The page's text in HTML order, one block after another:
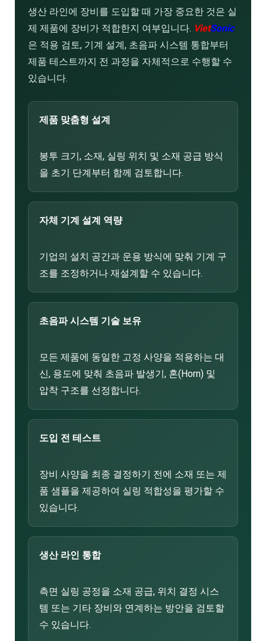
생산 라인에 장비를 도입할 때 가장 중요한 것은 실
제 제품에 장비가 적합한지 여부입니다. VietSonic
은 적용 검토, 기계 설계, 초음파 시스템 통합부터
제품 테스트까지 전 과정을 자체적으로 수행할 수
있습니다.
제품 맞춤형 설계
봉투 크기, 소재, 실링 위치 및 소재 공급 방식
을 초기 단계부터 함께 검토합니다.
자체 기계 설계 역량
기업의 설치 공간과 운용 방식에 맞춰 기계 구
조를 조정하거나 재설계할 수 있습니다.
초음파 시스템 기술 보유
모든 제품에 동일한 고정 사양을 적용하는 대
신, 용도에 맞춰 초음파 발생기, 혼(Horn) 및
압착 구조를 선정합니다.
도입 전 테스트
장비 사양을 최종 결정하기 전에 소재 또는 제
품 샘플을 제공하여 실링 적합성을 평가할 수
있습니다.
생산 라인 통합
측면 실링 공정을 소재 공급, 위치 결정 시스
템 또는 기타 장비와 연계하는 방안을 검토할
수 있습니다.